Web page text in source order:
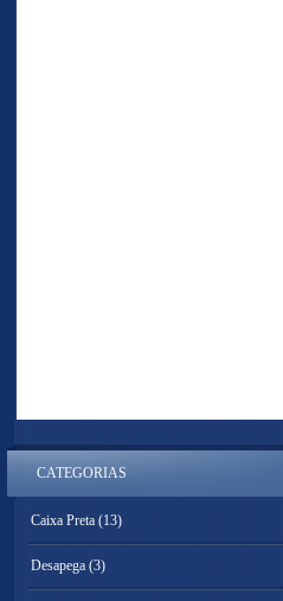
CATEGORIAS
Caixa Preta (13)
Desapega (3)